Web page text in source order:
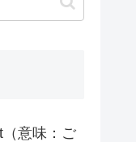
意味：ご